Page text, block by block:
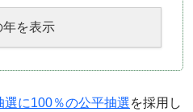
年を表示
選に100％の公平抽選を採用し